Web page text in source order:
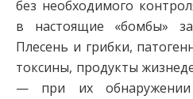
без необходимого
в настоящие «бомбы»
Плесень и грибки,
токсины, продукты
— при их обнаружении